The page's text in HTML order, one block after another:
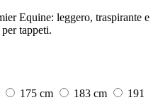
Equine: leggero, traspirante e
tappeti.
175 cm 183 cm
191